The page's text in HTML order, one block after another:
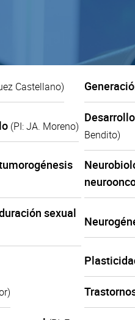
Castellano)
(PI: JA. Moreno)
Bendito)
sexual